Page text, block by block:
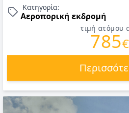
Κατηγορία:
Αεροπορική εκδρομή
τιμή ατόμου
785€